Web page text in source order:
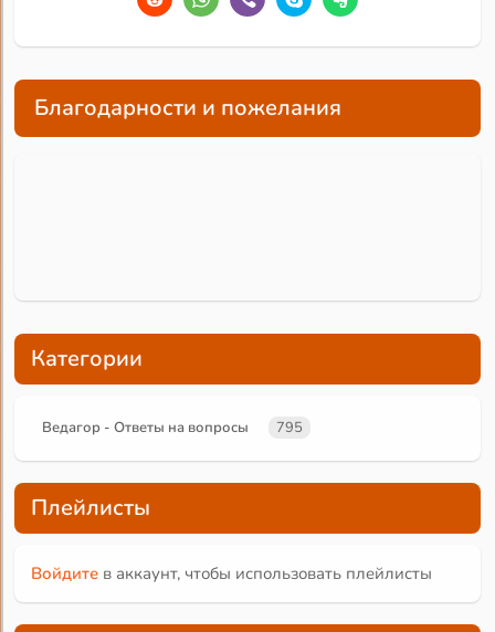
Благодарности и пожелания
Категории
Ведагор - Ответы на вопросы 795
Плейлисты
Войдите в аккаунт, чтобы использовать плейлисты